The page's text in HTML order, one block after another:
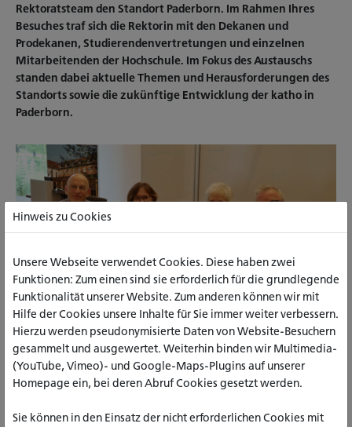
Rektoratsteam den Standort Paderborn. Im Rahmen Ihres
Besuches traf sich die Rektorin mit den Dekanen und
Prodekanen, Studierendenvertretungen und einzelnen
Mitarbeitenden der Hochschule. Im Fokus des Austauschs
standen dabei aktuelle Themen und Herausforderungen des
Standorts sowie die zukünftige Entwicklung der katho in
Paderborn.
v.l. Prof. Dr. Dr. Martin Hörning (Dekan des Fachbereichs Sozialwesen
am Standort Paderborn), Prof.in Dr.in Barbara Schermaier-Stöckl
und Prof. Dr. Michael Isfort (2. Prorektor)
Hinweis zu Cookies
Unsere Webseite verwendet Cookies. Diese haben zwei
Funktionen: Zum einen sind sie erforderlich für die grundlegende
Funktionalität unserer Website. Zum anderen können wir mit
Hilfe der Cookies unsere Inhalte für Sie immer weiter verbessern.
Hierzu werden pseudonymisierte Daten von Website-Besuchern
gesammelt und ausgewertet. Weiterhin binden wir Multimedia-
(YouTube, Vimeo)- und Google-Maps-Plugins auf unserer
Homepage ein, bei deren Abruf Cookies gesetzt werden.
Sie können in den Einsatz der nicht erforderlichen Cookies mit